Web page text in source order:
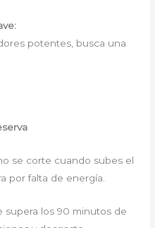
potentes, busca una
se corte cuando subes el
por falta de energía.
supera los 90 minutos de